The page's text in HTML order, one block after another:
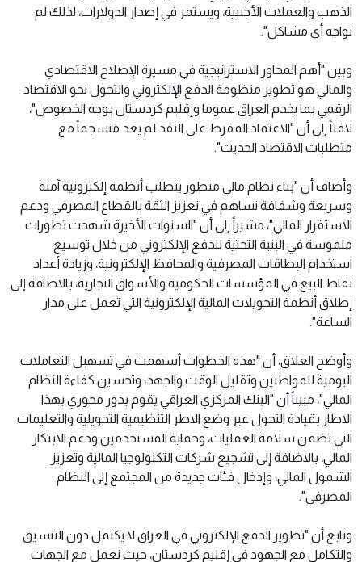
الذهب والعملات الأجنبية، ويستمر في إصدار الدولارات، لذلك لم
نواجه أي مشاكل".
وبين "أهم المحاور الاستراتيجية في مسيرة الإصلاح الاقتصادي
والمالي هو تطوير منظومة الدفع الإلكتروني والتحول نحو الاقتصاد
الرقمي بما يخدم العراق عموما وإقليم كردستان بوجه الخصوص"،
لافتاً إلى أن "الاعتماد المفرط على النقد لم يعد منسجماً مع
متطلبات الاقتصاد الحديث".
وأضاف أن "بناء نظام مالي متطور يتطلب أنظمة إلكترونية آمنة
وسريعة وشفافة تساهم في تعزيز الثقة بالقطاع المصرفي ودعم
الاستقرار المالي"، مشيراً إلى أن "السنوات الأخيرة شهدت تطورات
ملموسة في البنية التحتية للدفع الإلكتروني من خلال توسيع
استخدام البطاقات المصرفية والمحافظ الإلكترونية، وزيادة أعداد
نقاط البيع في المؤسسات الحكومية والأسواق التجارية، بالاضافة إلى
إطلاق أنظمة التحويلات المالية الإلكترونية التي تعمل على مدار
الساعة".
وأوضح العلاق، أن "هذه الخطوات أسهمت في تسهيل التعاملات
اليومية للمواطنين وتقليل الوقت والجهد، وتحسين كفاءة النظام
المالي"، مبيناً أن "البنك المركزي العراقي يقوم بدور محوري بهذا
الاطار بقيادة التحول عبر وضع الاطر التنظيمية التحويلية والتعليمات
التي تضمن سلامة العمليات، وحماية المستخدمين ودعم الابتكار
المالي، بالاضافة إلى تشجيع شركات التكنولوجيا المالية وتعزيز
الشمول المالي، وإدخال فئات جديدة من المجتمع إلى النظام
المصرفي".
وتابع أن "تطوير الدفع الإلكتروني في العراق لا يكتمل دون التنسيق
والتكامل مع الجهود في إقليم كردستان، حيث نعمل مع الجهات